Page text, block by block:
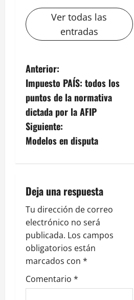
Ver todas las
entradas
N
a
v
e
c
i
ó
n
d
Anterior:
Impuesto PAÍS: todos los
puntos de la normativa
dictada por la AFIP
Siguiente:
Modelos en disputa
Deja una respuesta
Tu dirección de correo
electrónico no será
publicada. Los campos
obligatorios están
marcados con *
Comentario *